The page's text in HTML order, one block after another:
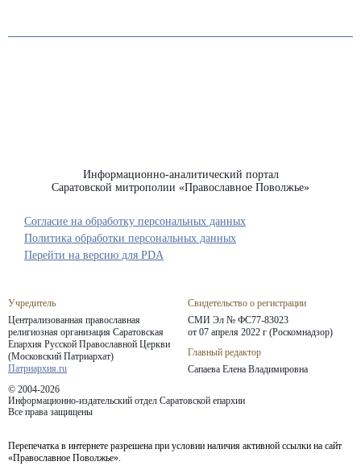
Информационно-аналитический портал
Саратовской митрополии «Православное Поволжье»
Учредитель
Централизованная православная
религиозная организация Саратовская
Епархия Русской Православной Церкви
(Московский Патриархат)
Патриархия.ru
Свидетельство о регистрации
СМИ Эл № ФС77-83023
от 07 апреля 2022 г (Роскомнадзор)
Главный редактор
Сапаева Елена Владимировна
© 2004-2026
Информационно-издательский отдел Саратовской епархии
Все права защищены
Согласие на обработку персональных данных
Политика обработки персональных данных
Перепечатка в интернете разрешена при условии наличия активной ссылки на сайт
«Православное Поволжье».
Перейти на версию для PDA